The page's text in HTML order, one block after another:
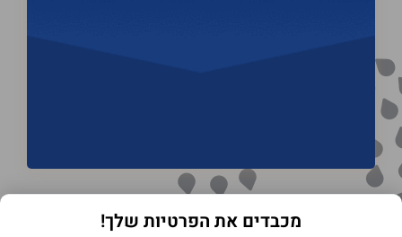
מכבדים את הפרטיות שלך!